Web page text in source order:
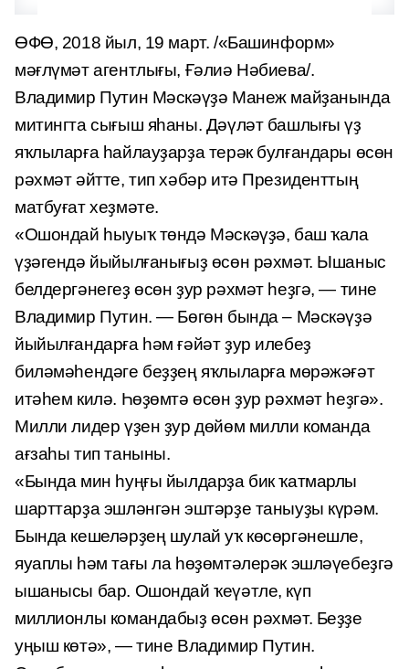
ӨФӨ, 2018 йыл, 19 март. /«Башинформ»
мәғлүмәт агентлығы, Ғәлиә Нәбиева/.
Владимир Путин Мәскәүҙә Манеж майҙанында
митингта сығыш яһаны. Дәүләт башлығы үҙ
яҡлыларға һайлауҙарҙа терәк булғандары өсөн
рәхмәт әйтте, тип хәбәр итә Президенттың
матбуғат хеҙмәте.
«Ошондай һыуыҡ төндә Мәскәүҙә, баш ҡала
үҙәгендә йыйылғанығыҙ өсөн рәхмәт. Ышаныс
белдергәнегеҙ өсөн ҙур рәхмәт һеҙгә, — тине
Владимир Путин. — Бөгөн бында – Мәскәүҙә
йыйылғандарға һәм ғәйәт ҙур илебеҙ
биләмәһендәге беҙҙең яҡлыларға мөрәжәғәт
итәһем килә. Һөҙөмтә өсөн ҙур рәхмәт һеҙгә».
Милли лидер үҙен ҙур дөйөм милли команда
ағзаһы тип таныны.
«Бында мин һуңғы йылдарҙа бик ҡатмарлы
шарттарҙа эшләнгән эштәрҙе таныуҙы күрәм.
Бында кешеләрҙең шулай уҡ көсөргәнешле,
яуаплы һәм тағы ла һөҙөмтәлерәк эшләүебеҙгә
ышанысы бар. Ошондай ҡеүәтле, күп
миллионлы командабыҙ өсөн рәхмәт. Беҙҙе
уңыш көтә», — тине Владимир Путин.